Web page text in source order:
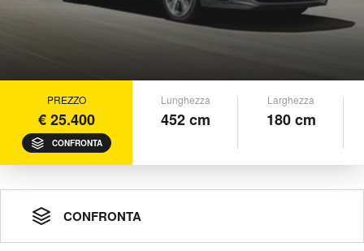
PREZZO
€ 25.400
CONFRONTA
Lunghezza
452 cm
Larghezza
180 cm
CONFRONTA